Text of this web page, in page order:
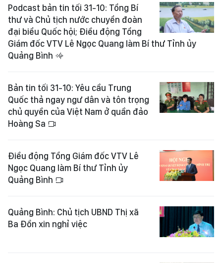
Podcast bản tin tối 31-10: Tổng Bí
thư và Chủ tịch nước chuyển đoàn
đại biểu Quốc hội; Điều động Tổng
Giám đốc VTV Lê Ngọc Quang làm Bí thư Tỉnh ủy
Quảng Bình
Bản tin tối 31-10: Yêu cầu Trung
Quốc thả ngay ngư dân và tôn trọng
chủ quyền của Việt Nam ở quần đảo
Hoàng Sa
Điều động Tổng Giám đốc VTV Lê
Ngọc Quang làm Bí thư Tỉnh ủy
Quảng Bình
Quảng Bình: Chủ tịch UBND Thị xã
Ba Đồn xin nghỉ việc